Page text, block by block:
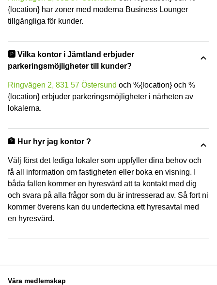
{location} har zoner med moderna Business Lounger
tillgängliga för kunder.
🅿️ Vilka kontor i Jämtland erbjuder
parkeringsmöjligheter till kunder?
Ringvägen 2, 831 57 Östersund och %{location} och %
{location} erbjuder parkeringsmöjligheter i närheten av
lokalerna.
🏦 Hur hyr jag kontor ?
Välj först det lediga lokaler som uppfyller dina behov och
få all information om fastigheten eller boka en visning. I
båda fallen kommer en hyresvärd att ta kontakt med dig
och svara på alla frågor som du är intresserad av. Så fort ni
kommer överens kan du underteckna ett hyresavtal med
en hyresvärd.
Våra medlemskap